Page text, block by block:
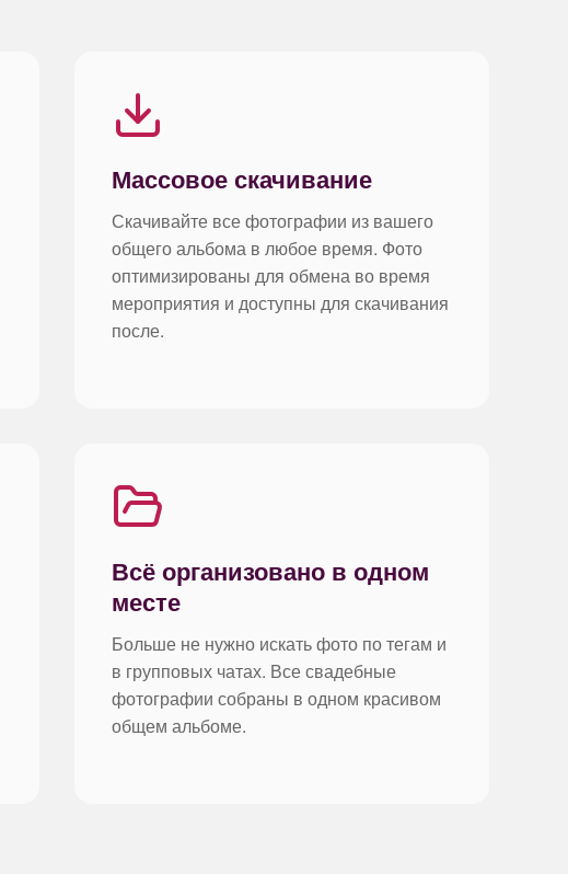
Массовое скачивание
Скачивайте все фотографии из вашего
общего альбома в любое время. Фото
оптимизированы для обмена во время
мероприятия и доступны для скачивания
после.
Всё организовано в одном
месте
Больше не нужно искать фото по тегам и
в групповых чатах. Все свадебные
фотографии собраны в одном красивом
общем альбоме.